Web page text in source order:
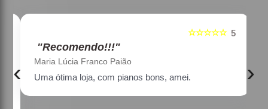
5
☆☆☆☆☆
"Recomendo!!!"
Maria Lúcia Franco Paião
Uma ótima loja, com pianos bons, amei.
‹ ›